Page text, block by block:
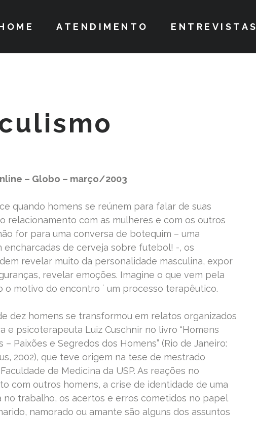
ATENDIMENTO ENTREVISTAS
– Globo – março/2003
quando homens se reúnem para falar de suas
relacionamento com as mulheres e com os outros
for para uma conversa de botequim – uma
encharcadas de cerveja sobre futebol! -, os
revelar muito da personalidade masculina, expor
revelar emoções. Imagine o que vem pela
o motivo do encontro ´ um processo terapêutico.
dez homens se transformou em relatos organizados
e psicoterapeuta Luiz Cuschnir no livro “Homens
– Paixões e Segredos dos Homens” (Rio de Janeiro:
2002), que teve origem na tese de mestrado
de Medicina da USP. As reações no
com outros homens, a crise de identidade de uma
no trabalho, os acertos e erros cometidos no papel
namorado ou amante são alguns dos assuntos